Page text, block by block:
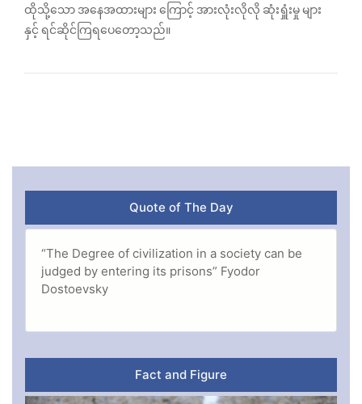
ထိုသို့သော အနေအထားများ ကြောင့် အားလုံးလိုလို ဆုံးရှူံးမှု များ
နှင့် ရင်ဆိုင်ကြရပေတော့သည်။
Quote of The Day
“The Degree of civilization in a society can be
judged by entering its prisons” Fyodor
Dostoevsky
Fact and Figure